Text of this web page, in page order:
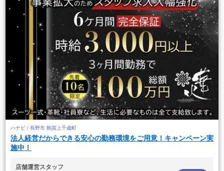
ハナビ / 長野市 鶴賀上千歳町
法人経営だからできる安心の勤務環境をご用意！キャンペーン実
施中！
店舗運営スタッフ